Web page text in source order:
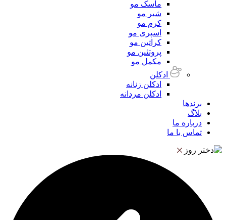
ماسک مو
شیر مو
کرم مو
اسپری مو
کراتین مو
پروتئین مو
مکمل مو
ادکلن
ادکلن زنانه
ادکلن مردانه
برندها
بلاگ
درباره ما
تماس با ما